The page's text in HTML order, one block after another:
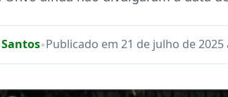
•Publicado em 21 de julho de 2025